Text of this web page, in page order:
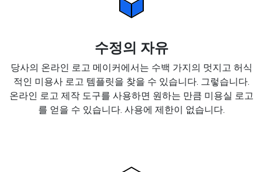
수정의 자유
당사의 온라인 로고 메이커에서는 수백 가지의 멋지고 허식
적인 미용사 로고 템플릿을 찾을 수 있습니다. 그렇습니다.
온라인 로고 제작 도구를 사용하면 원하는 만큼 미용실 로고
를 얻을 수 있습니다. 사용에 제한이 없습니다.